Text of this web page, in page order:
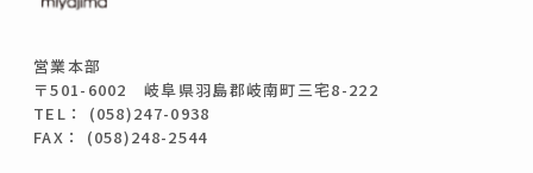
営業本部
〒501-6002 岐阜県羽島郡岐南町三宅8-222
TEL： (058)247-0938
FAX： (058)248-2544